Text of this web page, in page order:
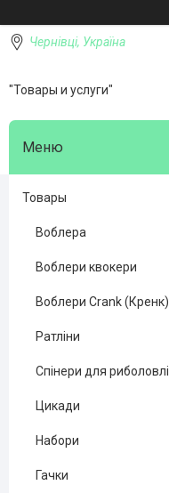
Чернівці, Україна
"Товары и услуги"
Товары
Воблера
Воблери квокери
Воблери Crank (Кренк)
Ратліни
Спінери для риболовлі
Цикади
Набори
Гачки